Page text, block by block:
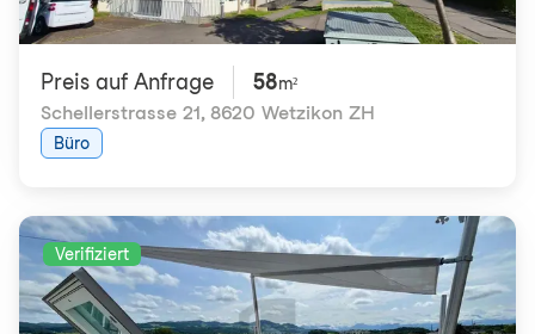
Preis auf Anfrage 58m²
Schellerstrasse 21, 8620 Wetzikon ZH
Büro
Verifiziert